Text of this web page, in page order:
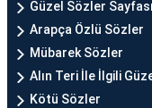
Güzel Sözler Sayfası
Arapça Özlü Sözler
Mübarek Sözler
Alın Teri İle İlgili
Kötü Sözler